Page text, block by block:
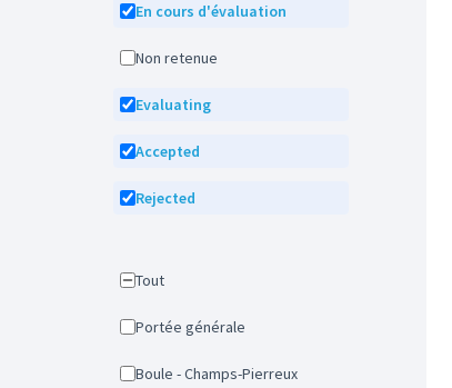
En cours d'évaluation
Non retenue
Evaluating
Accepted
Rejected
Tout
Portée générale
Boule - Champs-Pierreux